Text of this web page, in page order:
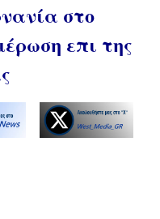
στο
επι της